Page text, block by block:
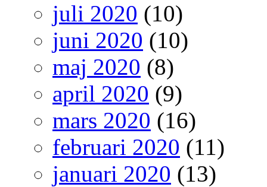
juli 2020 (10)
juni 2020 (10)
maj 2020 (8)
april 2020 (9)
mars 2020 (16)
februari 2020 (11)
januari 2020 (13)